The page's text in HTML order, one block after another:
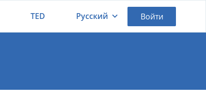
TED Русский Войти